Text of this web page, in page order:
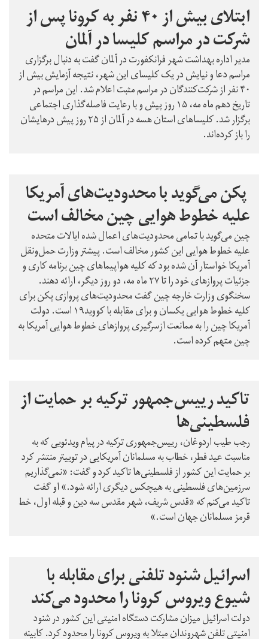
ابتلای بیش از ۴۰ نفر به کرونا پس از
شرکت در مراسم کلیسا در آلمان
مدیر اداره بهداشت شهر فرانكفورت در آلمان گفت به دنبال برگزاری
مراسم دعا و نیایش در یک کلیسای این شهر، نتیجه آزمایش بیش از
۴۰ نفر از شرکت‌کنندگان در مراسم مثبت اعلام شد. این مراسم در
تاریخ دهم ماه مه، ۱۵ روز پیش و با رعایت فاصله‌گذاری اجتماعی
برگزار شد. کلیساهای استان هسه در آلمان از ۲۵ روز پیش درهایشان
را باز کرده‌اند.
پکن می‌گوید با محدودیت‌های آمریکا
علیه خطوط هوایی چین مخالف است
چین می‌گوید با تمامی محدودیت‌های اعمال شده ایالات متحده
علیه خطوط هوایی این کشور مخالف است. پیشتر وزارت حمل‌ونقل
آمریکا خواستار آن شده بود که کلیه هواپیماهای چین برنامه کاری و
جزئیات پروازهای خود را تا ۲۷ ماه مه، دو روز دیگر، ارائه دهند.
سخنگوی وزارت خارجه چین گفت محدودیت‌های پروازی پکن برای
کلیه خطوط هوایی یکسان و برای مقابله با کووید۱۹ است. دولت
آمریکا چین را به ممانعت ازسرگیری پروازهای خطوط هوایی آمریکا به
چین متهم کرده است.
تاکید رییس‌جمهور ترکیه بر حمایت از
فلسطینی‌ها
رجب طیب اردوغان، رییس‌جمهوری ترکیه در پیام ویدئویی که به
مناسبت عید فطر، خطاب به مسلمانان آمریکایی در توییتر منتشر کرد
بر حمایت این کشور از فلسطینی‌ها تاکید کرد و گفت:‌ «نمی‌گذاریم
سرزمین‌های فلسطینی به هیچکس دیگری ارائه شود.» او گفت
تاکید می‌کنم که «قدس شریف، شهر مقدس سه دین و قبله اول، خط
قرمز مسلمانان جهان است.»
اسرائیل شنود تلفنی برای مقابله با
شیوع ویروس کرونا را محدود می‌کند
دولت اسرائیل میزان مشارکت دستگاه امنیتی این کشور در شنود